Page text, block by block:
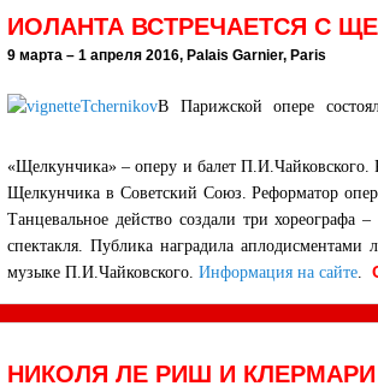
ИОЛАНТА ВСТРЕЧАЕТСЯ С
9 марта – 1 апреля 2016, Palais Garnier, Paris
В Парижской опере
«Щелкунчика» – оперу и балет
Щелкунчика в Советский Союз. Реформатор
Танцевальное действо создали три
спектакля. Публика наградила
музыке П.И.Чайковского. Информация на сайте
НИКОЛЯ ЛЕ РИШ И КЛЕРМАРИ